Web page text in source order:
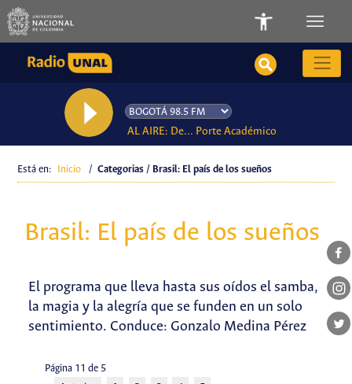
AL AIRE: De... Porte Académico
Está en: Inicio / Categorias / Brasil: El país de los sueños
Brasil: El país de los sueños
El programa que lleva hasta sus oídos el samba,
la magia y la alegría que se funden en un solo
sentimiento. Conduce: Gonzalo Medina Pérez
Página 11 de 5